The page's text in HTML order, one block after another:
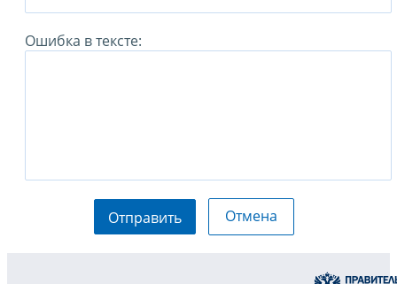
Ошибка в тексте:
Отправить Отмена